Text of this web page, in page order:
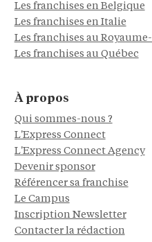
Les franchises en Belgique
Les franchises en Italie
Les franchises au
Les franchises au Québec
À propos
Qui sommes-nous ?
L'Express Connect
L'Express Connect Agency
Devenir sponsor
Référencer sa franchise
Le Campus
Inscription Newsletter
Contacter la rédaction